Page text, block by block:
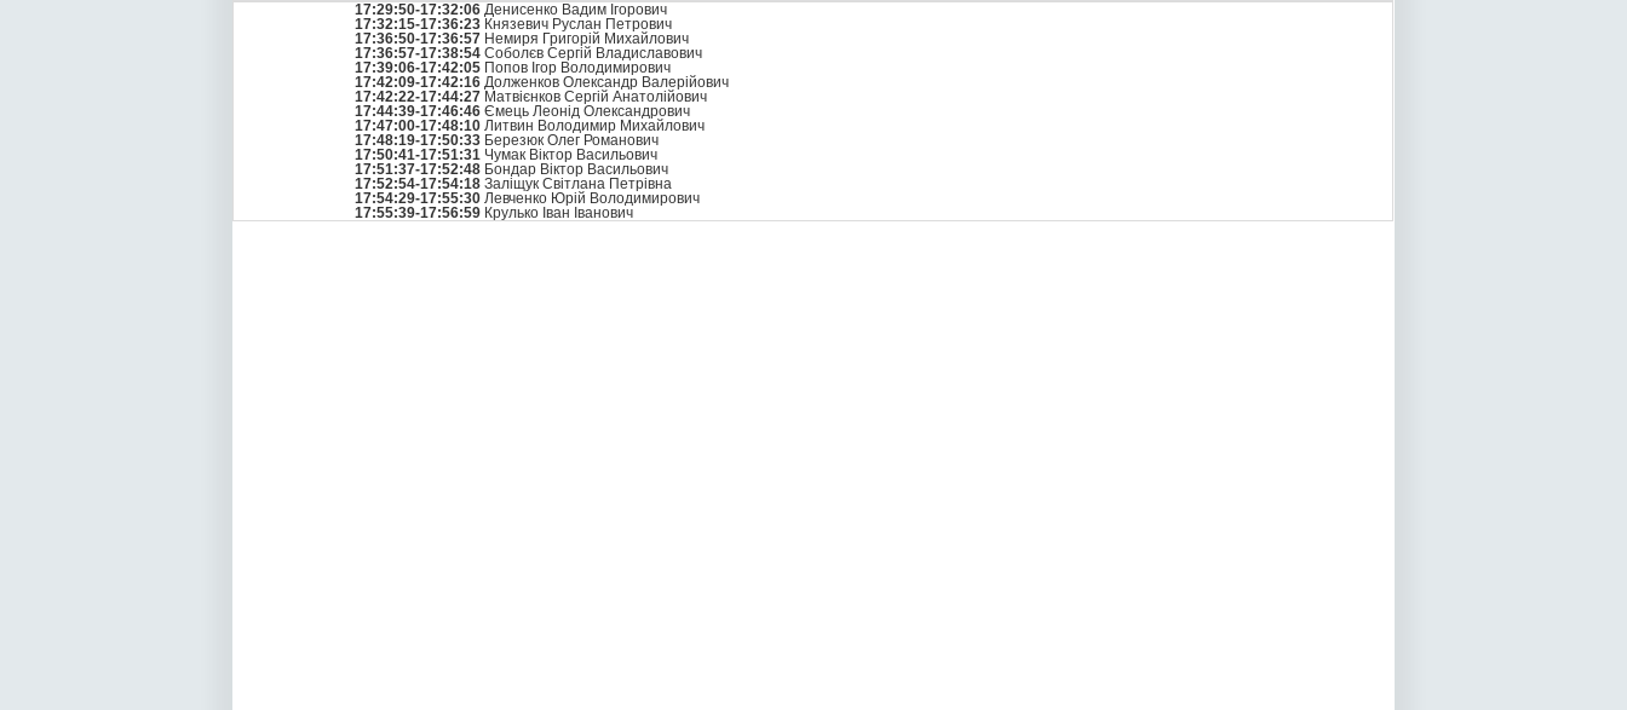
17:29:50-17:32:06 Денисенко Вадим Ігорович
17:32:15-17:36:23 Князевич Руслан Петрович
17:36:50-17:36:57 Немиря Григорій Михайлович
17:36:57-17:38:54 Соболєв Сергій Владиславович
17:39:06-17:42:05 Попов Ігор Володимирович
17:42:09-17:42:16 Долженков Олександр Валерійович
17:42:22-17:44:27 Матвієнков Сергій Анатолійович
17:44:39-17:46:46 Ємець Леонід Олександрович
17:47:00-17:48:10 Литвин Володимир Михайлович
17:48:19-17:50:33 Березюк Олег Романович
17:50:41-17:51:31 Чумак Віктор Васильович
17:51:37-17:52:48 Бондар Віктор Васильович
17:52:54-17:54:18 Заліщук Світлана Петрівна
17:54:29-17:55:30 Левченко Юрій Володимирович
17:55:39-17:56:59 Крулько Іван Іванович